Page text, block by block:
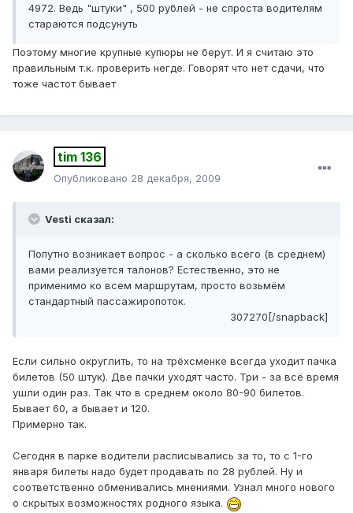
4972. Ведь "штуки" , 500 рублей - не спроста водителям
стараются подсунуть
Поэтому многие крупные купюры не берут. И я считаю это
правильным т.к. проверить негде. Говорят что нет сдачи, что
тоже частот бывает
tim 136
Опубликовано 28 декабря, 2009
Vesti сказал:
Попутно возникает вопрос - а сколько всего (в среднем)
вами реализуется талонов? Естественно, это не
применимо ко всем маршрутам, просто возьмём
стандартный пассажиропоток.
307270[/snapback]
Если сильно округлить, то на трёхсменке всегда уходит пачка
билетов (50 штук). Две пачки уходят часто. Три - за всё время
ушли один раз. Так что в среднем около 80-90 билетов.
Бывает 60, а бывает и 120.
Примерно так.
Сегодня в парке водители расписывались за то, то с 1-го
января билеты надо будет продавать по 28 рублей. Ну и
соответственно обменивались мнениями. Узнал много нового
о скрытых возможностях родного языка.